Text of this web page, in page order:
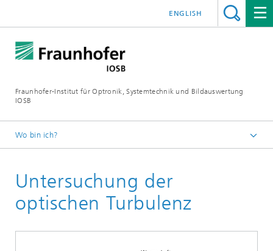
Fraunhofer-Institut für Optronik, Systemtechnik und Bildauswertung
IOSB
ENGLISH
Wo bin ich?
Projekte und Produkte
Untersuchung der
optischen Turbulenz